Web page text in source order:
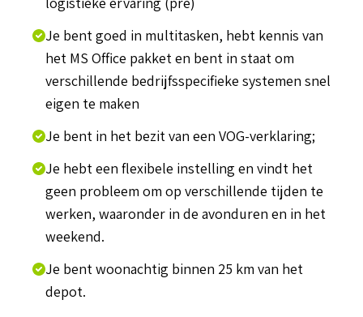
Je bent goed in multitasken, hebt kennis van
het MS Office pakket en bent in staat om
verschillende bedrijfsspecifieke systemen snel
eigen te maken
Je bent in het bezit van een VOG-verklaring;
Je hebt een flexibele instelling en vindt het
geen probleem om op verschillende tijden te
werken, waaronder in de avonduren en in het
weekend.
Je bent woonachtig binnen 25 km van het
depot.